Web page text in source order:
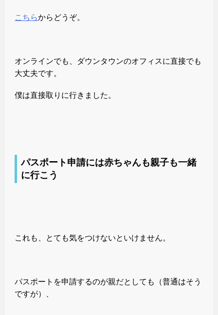
こちらからどうぞ。
オンラインでも、ダウンタウンのオフィスに直接でも
大丈夫です。
僕は直接取りに行きました。
パスポート申請には赤ちゃんも親子も一緒
に行こう
これも、とても気をつけないといけません。
パスポートを申請するのが親だとしても（普通はそう
ですが）、